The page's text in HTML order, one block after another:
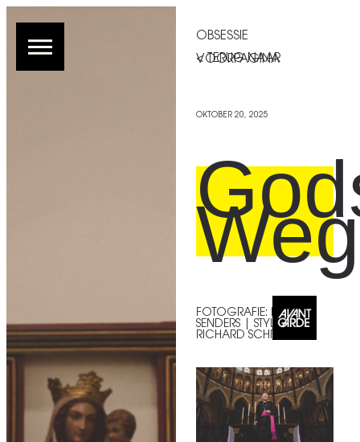
OBSESSIE
< TERUG NAAR VOORPAGINA
OKTOBER 20, 2025
FOTOGRAFIE: MARTIJN
SENDERS | STYLING:
RICHARD SCHREEFEL